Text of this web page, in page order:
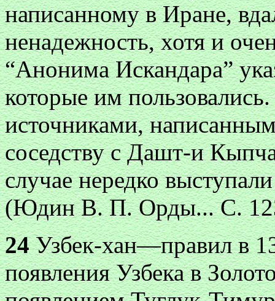
написанному в Иране,
ненадежность, хотя и
“Анонима Искандара”
которые им
источниками,
соседству с Дашт-и
случае нередко
(Юдин В. П. Орды... С.
24Узбек-хан—правил в
появления Узбека в